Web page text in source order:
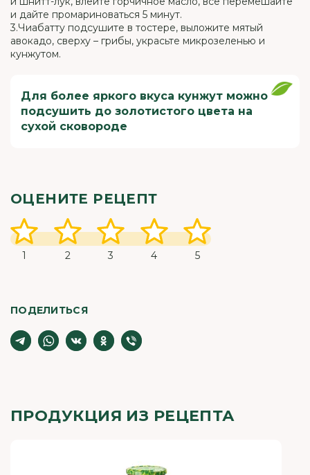
и дайте промариноваться 5 минут.
3.Чиабатту подсушите в тостере, выложите мятый
авокадо, сверху – грибы, украсьте микрозеленью и
кунжутом.
Для более яркого вкуса кунжут можно
подсушить до золотистого цвета на
сухой сковороде
ОЦЕНИТЕ РЕЦЕПТ
1 2 3 4 5
ПОДЕЛИТЬСЯ
ПРОДУКЦИЯ ИЗ РЕЦЕПТА